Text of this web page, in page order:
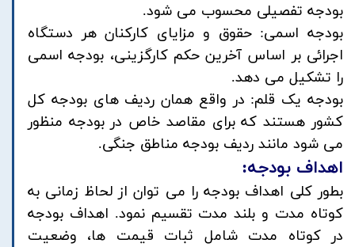
بودجه تفصیلی محسوب می شود.
بودجه اسمی: حقوق و مزایای کارکنان هر دستگاه
اجرائی بر اساس آخرین حکم کارگزینی، بودجه اسمی
را تشکیل می دهد.
بودجه یک قلم: در واقع همان ردیف های بودجه کل
کشور هستند که برای مقاصد خاص در بودجه منظور
می شود مانند ردیف بودجه مناطق جنگی.
اهداف بودجه:
بطور کلی اهداف بودجه را می توان از لحاظ زمانی به
کوتاه مدت و بلند مدت تقسیم نمود. اهداف بودجه
در کوتاه مدت شامل ثبات قیمت ها، وضعیت